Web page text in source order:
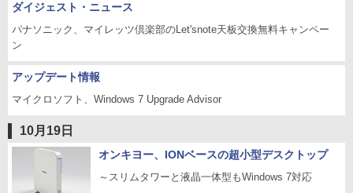
ダイジェスト・ニュース
パナソニック、マイレッツ倶楽部のLet'snote天板交換無料キャンペー
ン
アップデート情報
マイクロソフト、Windows 7 Upgrade Advisor
10月19日
オンキヨー、IONベースの超小型デスクトップ
～スリムタワーと液晶一体型もWindows 7対応